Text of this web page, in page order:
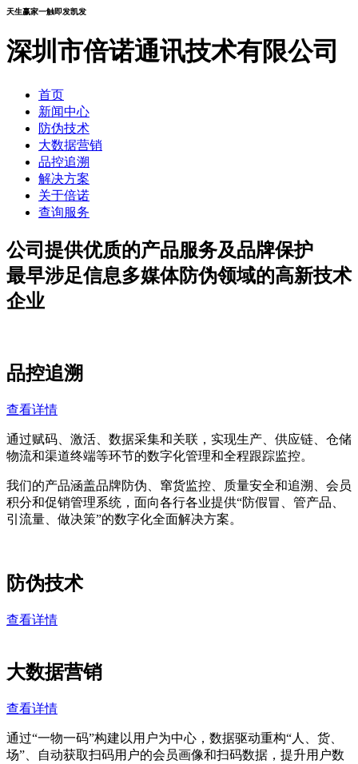
天生赢家一触即发凯发
深圳市倍诺通讯技术有限公司
首页
新闻中心
防伪技术
大数据营销
品控追溯
解决方案
关于倍诺
查询服务
公司提供优质的产品服务及品牌保护
最早涉足信息多媒体防伪领域的高新技术
企业
品控追溯
查看详情
通过赋码、激活、数据采集和关联，实现生产、供应链、仓储
物流和渠道终端等环节的数字化管理和全程跟踪监控。
我们的产品涵盖品牌防伪、窜货监控、质量安全和追溯、会员
积分和促销管理系统，面向各行各业提供“防假冒、管产品、
引流量、做决策”的数字化全面解决方案。
防伪技术
查看详情
大数据营销
查看详情
通过“一物一码”构建以用户为中心，数据驱动重构“人、货、
场”、自动获取扫码用户的会员画像和扫码数据，提升用户数